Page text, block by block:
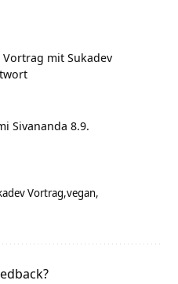
mit Sukadev
Sivananda 8.9.
Vortrag vegan